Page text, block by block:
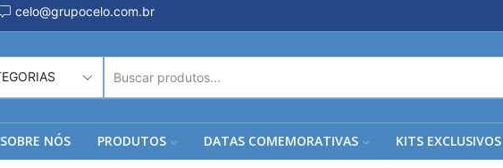
celo@grupocelo.com.br
DE
PESQUISA
SOBRE NÓS PRODUTOS DATAS COMEMORATIVAS KITS EXCLUSIVOS